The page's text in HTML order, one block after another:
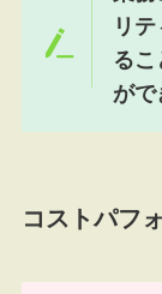
リ
る
がで
コストパフ